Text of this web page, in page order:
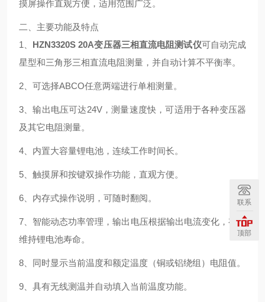
摸屏操作直观方便，适用范围广泛。
二、主要功能及特点
1、 HZN3320S 20A变压器三相直流电阻测试仪可自动完成
星型和三角形三相直流电阻测量，并自动计算不平衡率。
2、可选择ABCO任意两端进行单相测量。
3、输出电压可达24V，测量速度快，可适用于各种变压器
及其它电阻测量。
4、内置大容量锂电池，连续工作时间长。
5、触摸屏和按键双操作功能，直观方便。
6、内存式操作说明，可随时翻阅。
7、智能动态功率管理，输出电压根据输出电流变化，有效
维持锂电池寿命。
8、同时显示当前温度和额定温度（铜或铝绕组）电阻值。
9、具有无线测温并自动填入当前温度功能。
联系
顶部